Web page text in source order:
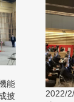
能
披
2022/